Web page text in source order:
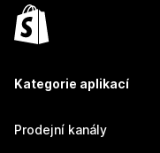
Kategorie aplikací
Prodejní kanály